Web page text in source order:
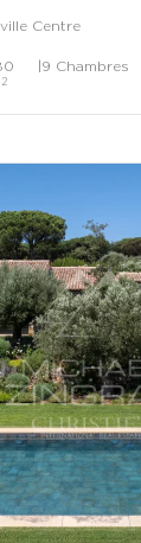
Centre
2
|9 Chambres